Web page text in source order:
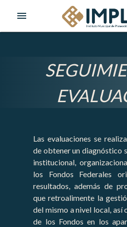
menu
Las evaluaciones se
de obtener un diagnóstico
institucional,
los Fondos Federales
resultados, además de
que retroalimente la
del mismo a nivel local, así
de los Fondos en los